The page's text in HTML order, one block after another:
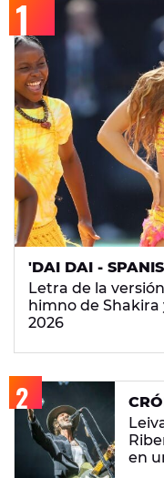
'DAI DAI -
Letra de la
himno de Shakira
2026
en